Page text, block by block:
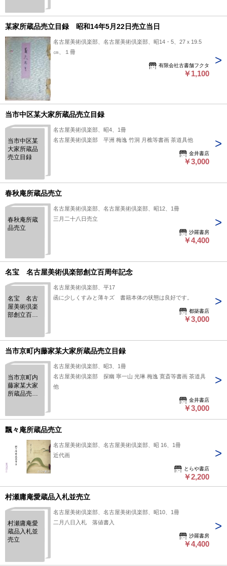
某家所蔵品売立目録 昭和14年5月22日売立当日
名古屋美術倶楽部、名古屋美術倶楽部、昭14・5、27ｘ19.5
㎝、１冊
有限会社古書舗フクタ
￥1,100
当市中区某大家所蔵品売立目録
当市中区某
大家所蔵品
売立目録
名古屋美術倶楽部、昭4、1冊
名古屋美術倶楽部 平洲 梅逸 竹洞 月樵等書画 茶道具他
金井書店
￥3,000
春秋庵所蔵品売立
春秋庵所蔵
品売立
名古屋美術倶楽部、名古屋美術倶楽部、昭12、1冊
三月二十八日売立
沙羅書房
￥4,400
名宝 名古屋美術倶楽部創立百周年記念
名宝 名古
屋美術倶楽
部創立百周
名古屋美術倶楽部、平17
函に少しくすみと薄キズ 書籍本体の状態は良好です。
都築書店
￥3,000
当市京町内藤家某大家所蔵品売立目録
当市京町内
藤家某大家
所蔵品売立
名古屋美術倶楽部、昭3、1冊
名古屋美術倶楽部 探幽 寧一山 光琳 梅逸 寛斎等書画 茶道具
他
金井書店
￥3,000
飄々庵所蔵品売立
名古屋美術倶楽部、名古屋美術倶楽部、昭 16、1冊
近代画
とらや書店
￥2,200
村瀬庸庵愛蔵品入札並売立
村瀬庸庵愛
蔵品入札並
売立
名古屋美術倶楽部、名古屋美術倶楽部、昭10、1冊
二月八日入札 落値書入
沙羅書房
￥4,400